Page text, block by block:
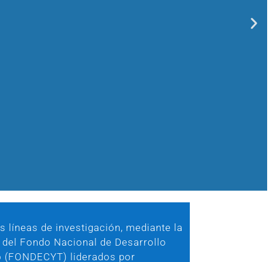
líneas de investigación, mediante la
Fondo Nacional de Desarrollo
liderados por